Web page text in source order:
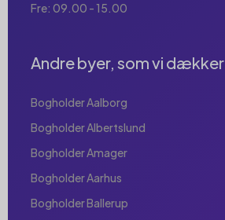
Fre: 09.00 - 15.00
Andre byer, som vi dækker
Bogholder Aalborg
Bogholder Albertslund
Bogholder Amager
Bogholder Aarhus
Bogholder Ballerup